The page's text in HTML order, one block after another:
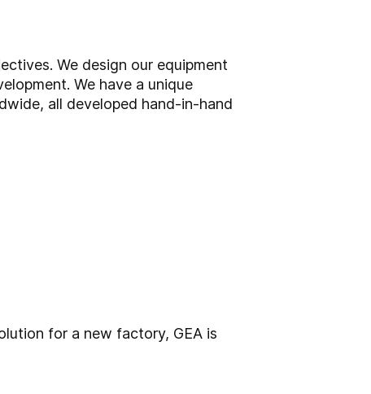
We design our equipment
We have a unique
all developed hand-in-hand
for a new factory, GEA is